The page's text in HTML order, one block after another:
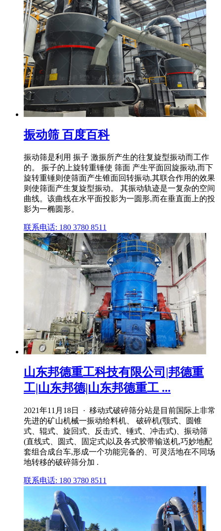
振动筛 百度百科
振动筛是利用 振子 激振所产生的往复旋型振动而工作
的。 振子的上旋转重锤使 筛面 产生平面回旋振动,而下
旋转重锤则使筛面产生锥面回转振动,其联合作用的效果
则使筛面产生复旋型振动。 其振动轨迹是一复杂的空间
曲线。该曲线在水平面投影为一圆形,而在垂直面上的投
影为一椭圆形。
联系电话: 180 3780 8511
山东邦德重工科技有限公司|邦德重
工|山东邦德|山东邦德重工 ...
2021年11月18日 · 移动式破碎筛分站是目前国际上非常
先进的矿山机械一振动给料机、 破碎机(颚式、圆锥
式、辊式、旋回式、反击式、锤式、冲击式)、振动筛
(直线式、圆式、固定式)以及各式胶带输送机,巧妙地配
套组合成台车,形成一个功能完备的、可灵活地在不同场
地转移的破碎筛分加 .
联系电话: 180 3780 8511